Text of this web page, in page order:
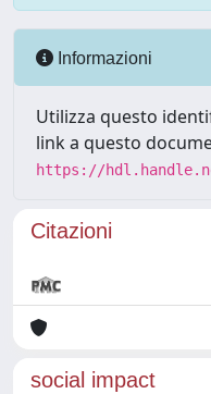
Informazioni
Utilizza questo
link a questo
https://
Citazioni
social impact